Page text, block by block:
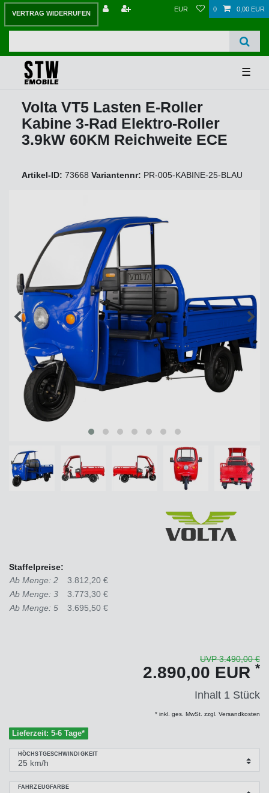
VERTRAG WIDERRUFEN
EUR 0 0,00 EUR
☰
Volta VT5 Lasten E-Roller
Kabine 3-Rad Elektro-Roller
3.9kW 60KM Reichweite ECE
Artikel-ID: 73668 Variantennr: PR-005-KABINE-25-BLAU
Staffelpreise:
Ab Menge: 2
3.812,20 €
Ab Menge: 3
3.773,30 €
Ab Menge: 5
3.695,50 €
UVP 3.490,00 €
2.890,00 EUR *
Inhalt 1 Stück
* inkl. ges. MwSt. zzgl. Versandkosten
Lieferzeit: 5-6 Tage*
HÖCHSTGESCHWINDIGKEIT
FAHRZEUGFARBE